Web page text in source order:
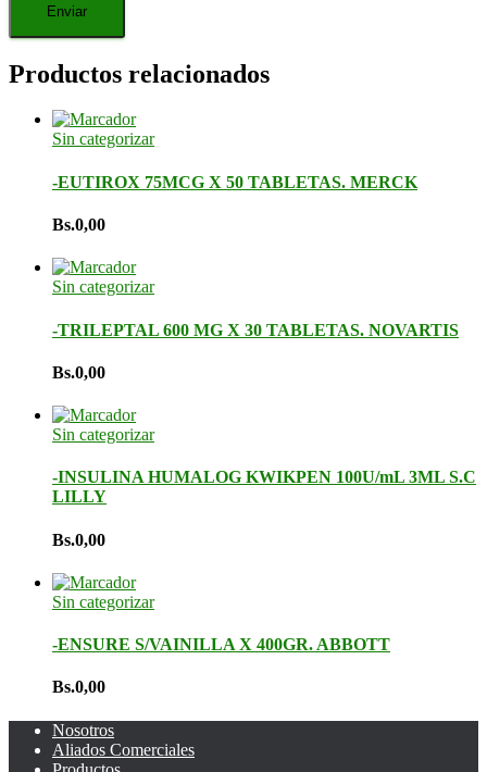
Productos relacionados
Sin categorizar
-EUTIROX 75MCG X 50 TABLETAS. MERCK
Bs.0,00
Sin categorizar
-TRILEPTAL 600 MG X 30 TABLETAS. NOVARTIS
Bs.0,00
Sin categorizar
-INSULINA HUMALOG KWIKPEN 100U/mL 3ML S.C
LILLY
Bs.0,00
Sin categorizar
-ENSURE S/VAINILLA X 400GR. ABBOTT
Bs.0,00
Nosotros
Aliados Comerciales